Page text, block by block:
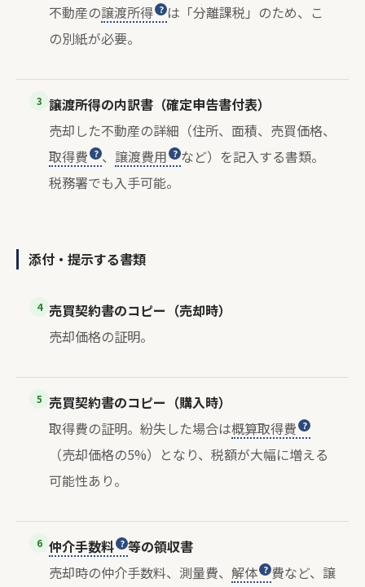
不動産の譲渡所得
は「分離課税」のため、こ
の別紙が必要。
3 譲渡所得の内訳書（確定申告書付表）
売却した不動産の詳細（住所、面積、売買価格、
取得費
、 譲渡費用
など）を記入する書類。
税務署でも入手可能。
添付・提示する書類
4 売買契約書のコピー（売却時）
売却価格の証明。
5 売買契約書のコピー（購入時）
取得費の証明。紛失した場合は概算取得費
（売却価格の5%）となり、税額が大幅に増える
可能性あり。
6 仲介手数料
等の領収書
売却時の仲介手数料、測量費、 解体
費など、譲